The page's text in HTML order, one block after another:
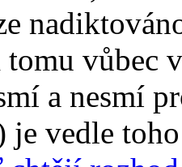
tomu vůbec
a nesmí
je vedle